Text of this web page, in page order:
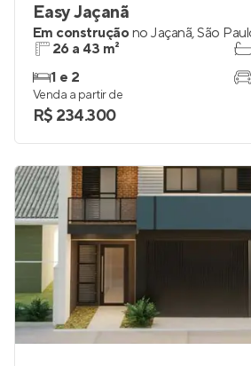
Easy Jaçanã
Em construçãono Jaçanã,São
26 a 43 m²
1 e 2
Venda a partir de
R$ 234.300